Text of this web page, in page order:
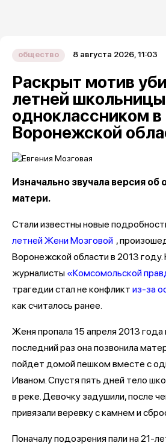
общество 8 августа 2026, 11:03
Раскрыт мотив
летней школьницы
одноклассником в
Воронежской
Изначально звучала версия об
матери.
Стали известны новые
летней Жени Мозговой ,
Воронежской области в 2013 году.
журналисты «Комсомольской
трагедии стал не конфликт из-за
как считалось ранее.
Женя пропала 15 апреля 2013 года
последний раз она позвонила
пойдет домой пешком вместе с
Иваном. Спустя пять дней тело
в реке. Девочку задушили, после
привязали веревку с камнем и
Поначалу подозрения пали на 21-